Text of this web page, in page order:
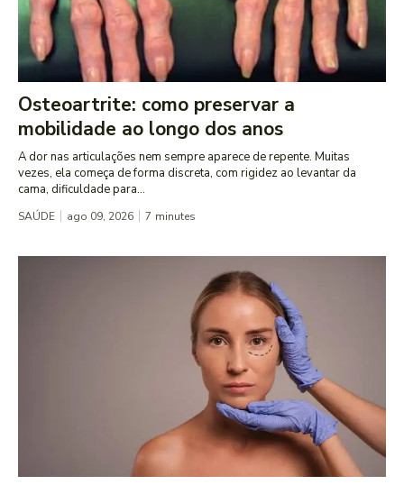
Osteoartrite: como preservar a
mobilidade ao longo dos anos
A dor nas articulações nem sempre aparece de repente. Muitas
vezes, ela começa de forma discreta, com rigidez ao levantar da
cama, dificuldade para...
SAÚDE ago 09, 2026 7 minutes